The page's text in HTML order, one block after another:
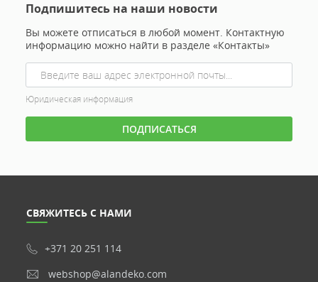
Подпишитесь на наши новости
Вы можете отписаться в любой момент. Контактную
информацию можно найти в разделе «Контакты»
Юридическая информация
СВЯЖИТЕСЬ С НАМИ
+371 20 251 114
webshop@alandeko.com